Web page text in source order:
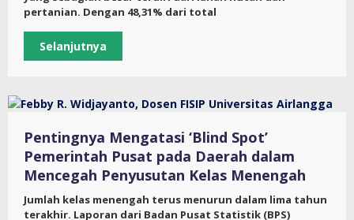
pertanian. Dengan 48,31% dari total
Selanjutnya
Pentingnya Mengatasi ‘Blind Spot’
Pemerintah Pusat pada Daerah dalam
Mencegah Penyusutan Kelas Menengah
Jumlah kelas menengah terus menurun dalam lima tahun
terakhir. Laporan dari Badan Pusat Statistik (BPS)